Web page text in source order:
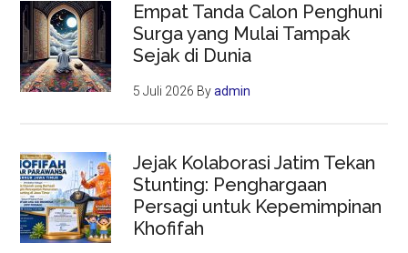
Empat Tanda Calon Penghuni
Surga yang Mulai Tampak
Sejak di Dunia
5 Juli 2026 Byadmin
Jejak Kolaborasi Jatim Tekan
Stunting: Penghargaan
Persagi untuk Kepemimpinan
Khofifah